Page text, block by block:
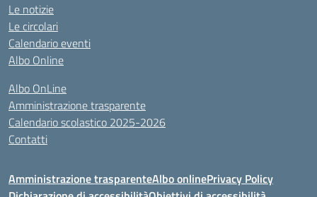
Le notizie
Le circolari
Calendario eventi
Albo Online
Albo OnLine
Amministrazione trasparente
Calendario scolastico 2025-2026
Contatti
Amministrazione trasparenteAlbo onlinePrivacy Policy